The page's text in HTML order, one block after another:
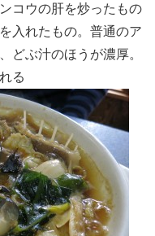
コウの肝を炒ったもの
入れたもの。普通のア
どぶ汁のほうが濃厚。
る